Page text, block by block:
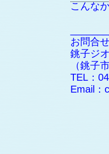
こんな
お問合
銚子ジ
（銚子
TEL：
Email：